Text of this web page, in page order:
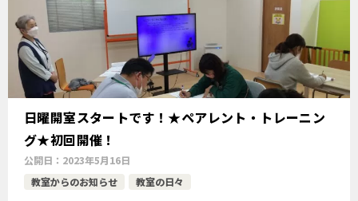
日曜開室スタートです！★ペアレント・トレーニン
グ★初回開催！
公開日： 2023年5月16日
教室からのお知らせ
教室の日々